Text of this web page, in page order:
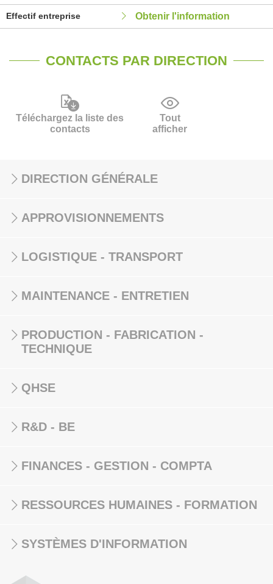
Effectif entreprise Obtenir l'information
CONTACTS PAR DIRECTION
Téléchargez la liste des
contacts
Tout
afficher
DIRECTION GÉNÉRALE
APPROVISIONNEMENTS
LOGISTIQUE - TRANSPORT
MAINTENANCE - ENTRETIEN
PRODUCTION - FABRICATION -
TECHNIQUE
QHSE
R&D - BE
FINANCES - GESTION - COMPTA
RESSOURCES HUMAINES - FORMATION
SYSTÈMES D'INFORMATION